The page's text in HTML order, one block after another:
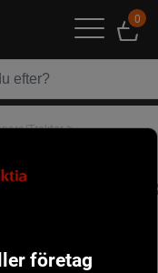
0
Traktor>
företag